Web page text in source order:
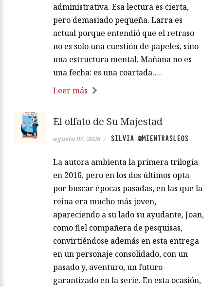
administrativa. Esa lectura es cierta,
pero demasiado pequeña. Larra es
actual porque entendió que el retraso
no es solo una cuestión de papeles, sino
una estructura mental. Mañana no es
una fecha: es una coartada….
Leer más
El olfato de Su Majestad
agosto 07, 2026 / SILVIA @MIENTRASLEOS
La autora ambienta la primera trilogía
en 2016, pero en los dos últimos opta
por buscar épocas pasadas, en las que la
reina era mucho más joven,
apareciendo a su lado su ayudante, Joan,
como fiel compañera de pesquisas,
convirtiéndose además en esta entrega
en un personaje consolidado, con un
pasado y, aventuro, un futuro
garantizado en la serie. En esta ocasión,